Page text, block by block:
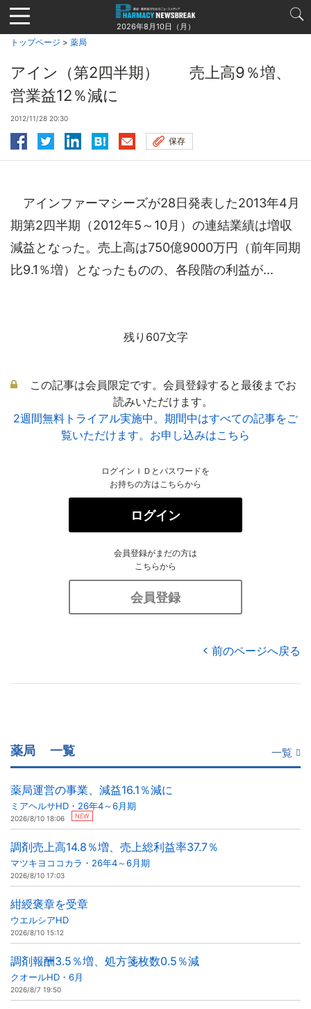
Jump
to
navigation
2026年8月10日（月）
トップページ > 薬局
アイン（第2四半期） 売上高9％増、
営業益12％減に
2012/11/28 20:30
保存
アインファーマシーズが28日発表した2013年4月
期第2四半期（2012年5～10月）の連結業績は増収
減益となった。売上高は750億9000万円（前年同期
比9.1％増）となったものの、各段階の利益が...
残り607文字
この記事は会員限定です。会員登録すると最後までお
読みいただけます。
2週間無料トライアル実施中。期間中はすべての記事をご
覧いただけます。お申し込みはこちら
ログインＩＤとパスワードを
お持ちの方はこちらから
ログイン
会員登録がまだの方は
こちらから
会員登録
前のページへ戻る
薬局 一覧 一覧
薬局運営の事業、減益16.1％減に
ミアヘルサHD・26年4～6月期
2026/8/10 18:06 NEW
調剤売上高14.8％増、売上総利益率37.7％
マツキヨココカラ・26年4～6月期
2026/8/10 17:03
紺綬褒章を受章
ウエルシアHD
2026/8/10 15:12
調剤報酬3.5％増、処方箋枚数0.5％減
クオールHD・6月
2026/8/7 19:50